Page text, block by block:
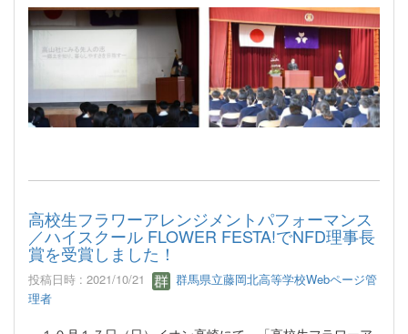
高校生フラワーアレンジメントパフォーマンス
／ハイスクール FLOWER FESTA!でNFD理事長
賞を受賞しました！
投稿日時 : 2021/10/21
群馬県立藤岡北高等学校Webページ管
理者